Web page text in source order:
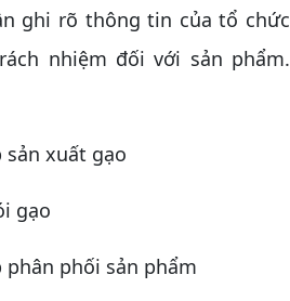
ghi rõ thông tin của tổ chức
nhiệm đối với sản phẩm.
xuất gạo
gạo
phối sản phẩm